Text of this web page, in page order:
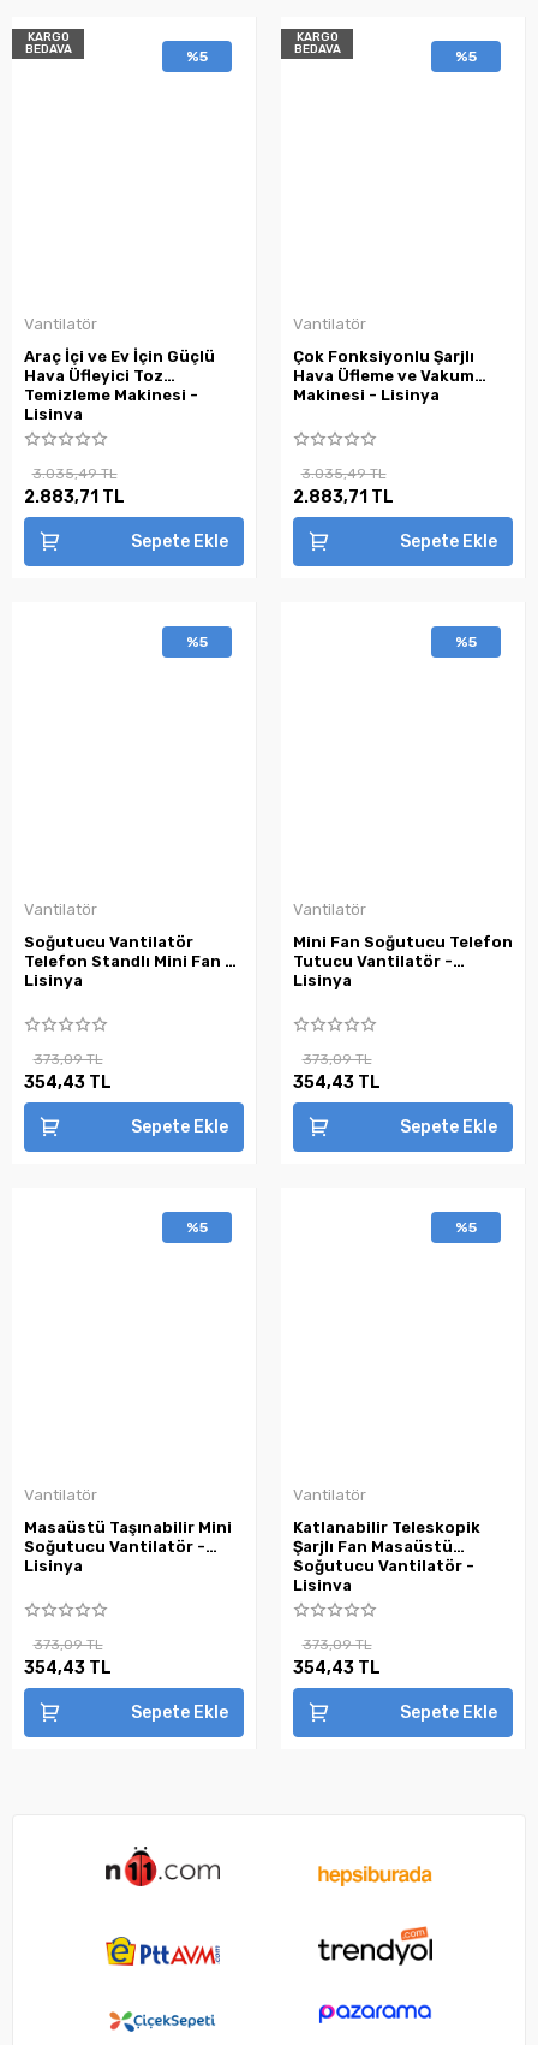
KARGO
BEDAVA
%5
Vantilatör
Araç İçi ve Ev İçin Güçlü
Hava Üfleyici Toz
Temizleme Makinesi -
Lisinya
3.035,49 TL
2.883,71 TL
Sepete Ekle
KARGO
BEDAVA
%5
Vantilatör
Çok Fonksiyonlu Şarjlı
Hava Üfleme ve Vakum
Makinesi - Lisinya
3.035,49 TL
2.883,71 TL
Sepete Ekle
%5
Vantilatör
Soğutucu Vantilatör
Telefon Standlı Mini Fan -
Lisinya
373,09 TL
354,43 TL
Sepete Ekle
%5
Vantilatör
Mini Fan Soğutucu Telefon
Tutucu Vantilatör -
Lisinya
373,09 TL
354,43 TL
Sepete Ekle
%5
Vantilatör
Masaüstü Taşınabilir Mini
Soğutucu Vantilatör -
Lisinya
373,09 TL
354,43 TL
Sepete Ekle
%5
Vantilatör
Katlanabilir Teleskopik
Şarjlı Fan Masaüstü
Soğutucu Vantilatör -
Lisinya
373,09 TL
354,43 TL
Sepete Ekle